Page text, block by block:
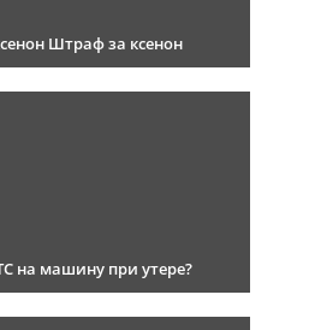
Штраф за ксенон
на машину при утере?